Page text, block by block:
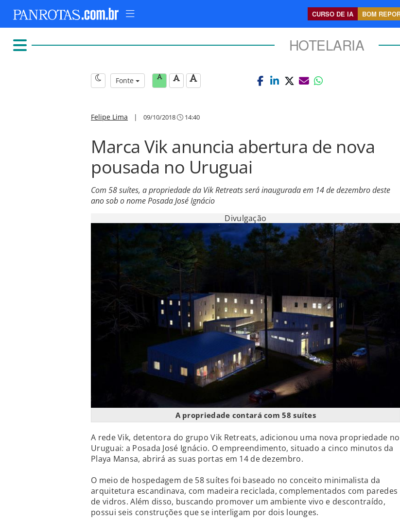
CURSO DE IA BOM
HOTELARIA
Fonte
Felipe Lima | 09/10/2018 14:40
Marca Vik anuncia abertura de nova
pousada no Uruguai
Com 58 suítes, a propriedade da Vik Retreats será inaugurada em 14 de dezembro deste
ano sob o nome Posada José Ignácio
Divulgação
A propriedade contará com 58 suítes
A rede Vik, detentora do grupo Vik Retreats, adicionou uma nova propriedade no
Uruguai: a Posada José Ignácio. O empreendimento, situado a cinco minutos da
Playa Mansa, abrirá as suas portas em 14 de dezembro.
O meio de hospedagem de 58 suítes foi baseado no conceito minimalista da
arquitetura escandinava, com madeira reciclada, complementados com paredes
de vidros. Além disso, buscando promover um ambiente vivo e descontraído,
possui seis construções que se interligam por dois lounges.